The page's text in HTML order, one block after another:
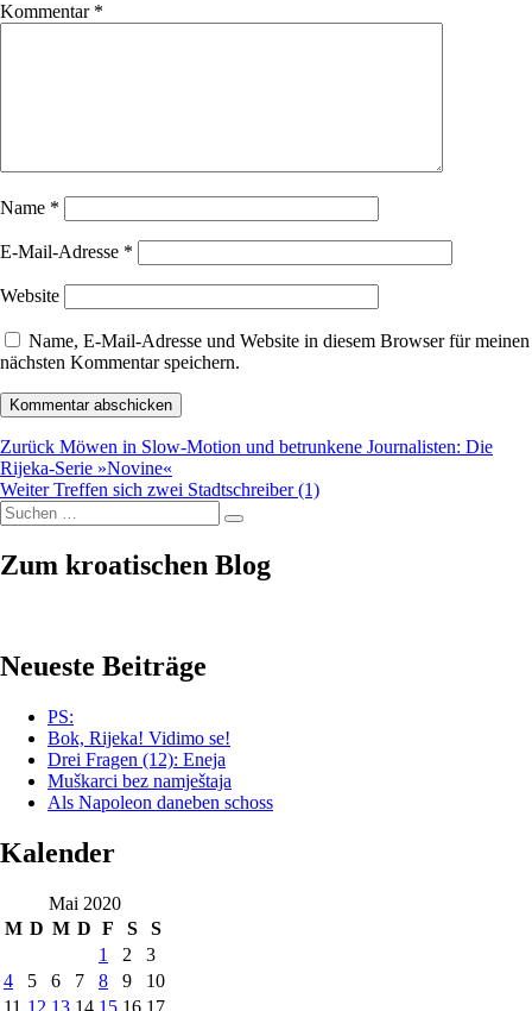
Kommentar *
Name *
E-Mail-Adresse *
Website
Name, E-Mail-Adresse und Website in diesem Browser für meinen
nächsten Kommentar speichern.
Beitragsnavigation
Zurück Vorheriger
Beitrag:
Möwen in Slow-Motion und betrunkene Journalisten: Die
Rijeka-Serie »Novine«
Weiter Nächster
Beitrag:
Treffen sich zwei Stadtschreiber (1)
Suchen
nach:
Suchen
Zum kroatischen Blog
Neueste Beiträge
PS:
Bok, Rijeka! Vidimo se!
Drei Fragen (12): Eneja
Muškarci bez namještaja
Als Napoleon daneben schoss
Kalender
Mai 2020
M D M D F S
S
1
2
3
4
5 6 7 8 9
10
11 12 13 14 15 16 17